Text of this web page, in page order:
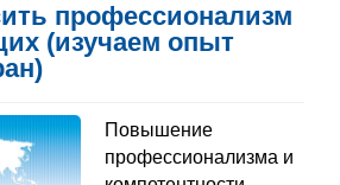
профессионализм
(изучаем опыт
Повышение
профессионализма и